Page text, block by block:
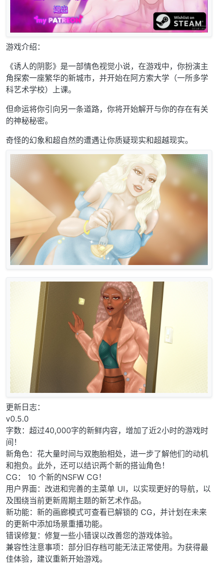
游戏介绍：
《诱人的阴影》是一部情色视觉小说，在游戏中，你扮演主
角探索一座繁华的新城市，并开始在阿方索大学（一所多学
科艺术学校）上课。
但命运将你引向另一条道路，你将开始解开与你的存在有关
的神秘秘密。
奇怪的幻象和超自然的遭遇让你质疑现实和超越现实。
更新日志：
v0.5.0
字数：超过40,000字的新鲜内容，增加了近2小时的游戏时
间！
新角色：花大量时间与双胞胎相处，进一步了解他们的动机
和抱负。此外，还可以结识两个新的搭讪角色！
CG： 10 个新的NSFW CG！
用户界面：改进和完善的主菜单 UI，以实现更好的导航，以
及围绕当前更新周期主题的新艺术作品。
新功能：新的画廊模式可查看已解锁的 CG，并计划在未来
的更新中添加场景重播功能。
错误修复：修复一些小错误以改善您的游戏体验。
兼容性注意事项：部分旧存档可能无法正常使用。为获得最
佳体验，建议重新开始游戏。